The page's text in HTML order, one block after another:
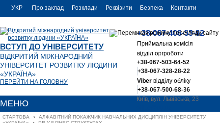
УКР
ENG
Про заклад Розклади Реквізити Безпека Контакти
ВСТУП ДО УНІВЕРСИТЕТУ
ВІДКРИТИЙ МІЖНАРОДНИЙ
УНІВЕРСИТЕТ РОЗВИТКУ ЛЮДИНИ
«УКРАЇНА»
ПЕРЕЙТИ НА ГОЛОВНУ
+38-067-406-53-92
Приймальна комісія
відділ оргроботи
+38-067-503-64-52
+38-067-328-28-22
Viberвідділу обліку
+38-067-500-68-36
Київ, вул. Львівська, 23
МЕНЮ
СТАРТОВА ›
АЛФАВІТНИЙ ПОКАЖЧИК НАВЧАЛЬНИХ ДИСЦИПЛІН УНІВЕРСИТЕТУ